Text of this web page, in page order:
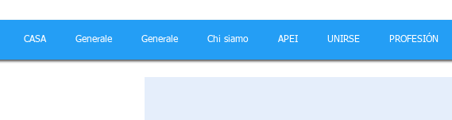
CASA Generale Generale Chi siamo APEI UNIRSE PROFESIÓN